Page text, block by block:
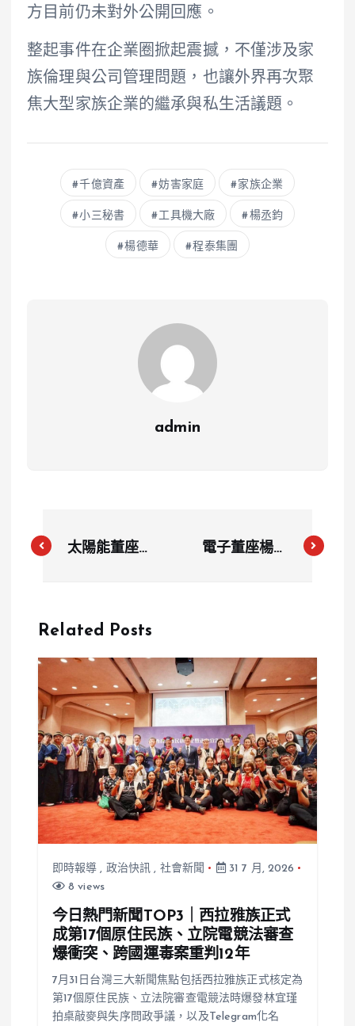
方目前仍未對外公開回應。
整起事件在企業圈掀起震撼，不僅涉及家
族倫理與公司管理問題，也讓外界再次聚
焦大型家族企業的繼承與私生活議題。
千億資產 妨害家庭 家族企業
小三秘書 工具機大廠 楊丞鈞
楊德華 程泰集團
admin
太陽能董座陳
姻」 遭控霸
職！本人回應
了
電子董座楊正
了
Related Posts
即時報導 , 政治快訊 , 社會新聞
31 7 月, 2026
8 views
今日熱門新聞TOP3｜西拉雅族正式
成第17個原住民族、立院電競法審查
爆衝突、跨國運毒案重判12年
7月31日台灣三大新聞焦點包括西拉雅族正式核定為
第17個原住民族、立法院審查電競法時爆發林宜瑾
拍桌敲麥與失序問政爭議，以及Telegram化名